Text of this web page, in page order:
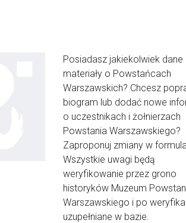
Posiadasz jakiekolwiek dane
materiały o Powstańcach
Warszawskich? Chcesz
biogram lub dodać nowe
o uczestnikach i żołnierzach
Powstania Warszawskiego?
Zaproponuj zmiany w
Wszystkie uwagi będą
weryfikowanie przez grono
historyków Muzeum
Warszawskiego i po
uzupełniane w bazie.